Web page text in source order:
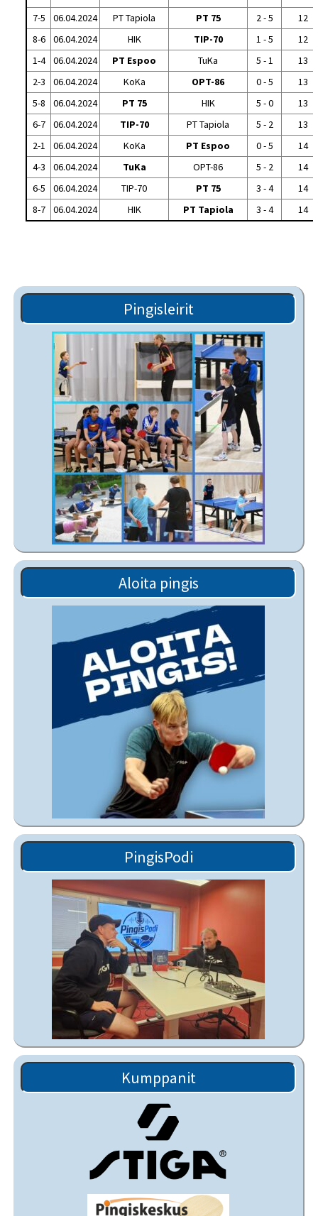
7-5
06.04.2024 PT Tapiola PT 75 2 - 5
12
8-6
06.04.2024 HIK TIP-70 1 - 5
12
1-4
06.04.2024 PT Espoo TuKa 5 - 1
13
2-3
06.04.2024 KoKa OPT-86 0 - 5
13
5-8
06.04.2024 PT 75 HIK 5 - 0
13
6-7
06.04.2024 TIP-70 PT Tapiola 5 - 2
13
2-1
06.04.2024 KoKa PT Espoo 0 - 5
14
4-3
06.04.2024 TuKa OPT-86 5 - 2
14
6-5
06.04.2024 TIP-70 PT 75 3 - 4
14
8-7
06.04.2024 HIK PT Tapiola 3 - 4 14
Pingisleirit
Aloita pingis
PingisPodi
Kumppanit